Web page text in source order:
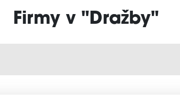
Firmy v "Dražby"